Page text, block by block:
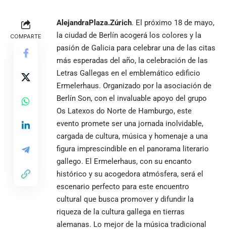
COMPARTE
AlejandraPlaza.Zúrich. El próximo 18 de mayo,
la ciudad de Berlín acogerá los colores y la
pasión de Galicia para celebrar una de las citas
más esperadas del año, la celebración de las
Letras Gallegas en el emblemático edificio
Ermelerhaus. Organizado por la asociación de
Berlín Son, con el invaluable apoyo del grupo
Os Latexos do Norte de Hamburgo, este
evento promete ser una jornada inolvidable,
cargada de cultura, música y homenaje a una
figura imprescindible en el panorama literario
gallego. El Ermelerhaus, con su encanto
histórico y su acogedora atmósfera, será el
escenario perfecto para este encuentro
cultural que busca promover y difundir la
riqueza de la cultura gallega en tierras
alemanas. Lo mejor de la música tradicional